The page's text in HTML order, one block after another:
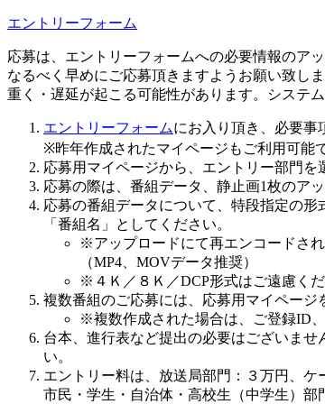
エントリーフォーム
応募は、エントリーフォームへの必要情報のア
なるべく早めにご応募頂きますようお願い致し
重く・遅延が起こる可能性があります。システ
エントリーフォームにお入り頂き、必要事
※昨年作成されたマイページもご利用可能
応募用マイページから、エントリー部門を
応募の際は、番組データ、静止画1枚のア
応募の番組データについて、特段指定の
「番組名」としてください。
※アップロードにて再エンコードさ
（MP4、MOVデータ推奨）
※４Ｋ／８Ｋ／DCP形式はご遠慮くだ
複数番組のご応募には、応募用マイページ
※複数作成された場合は、ご登録ID
台本、進行表など提出の必要はございま
い。
エントリー料は、放送局部門：３万円、ケ
市民・学生・自治体・高校生（中学生）部